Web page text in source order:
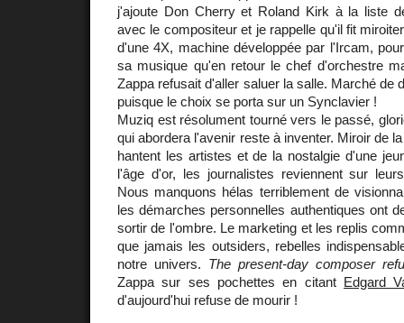
j'ajoute Don Cherry et Roland Kirk à la liste
avec le compositeur et je rappelle qu'il fit
d'une 4X, machine développée par l'Ircam,
sa musique qu'en retour le chef d'orchestre
Zappa refusait d'aller saluer la salle. Marché de
puisque le choix se porta sur un Synclavier !
Muziq est résolument tourné vers le passé,
qui abordera l'avenir reste à inventer. Miroir de
hantent les artistes et de la nostalgie d'une
l'âge d'or, les journalistes reviennent sur
Nous manquons hélas terriblement de
les démarches personnelles authentiques ont
sortir de l'ombre. Le marketing et les replis
que jamais les outsiders, rebelles
notre univers. The present-day composer
Zappa sur ses pochettes en citant Edgard
d'aujourd'hui refuse de mourir !